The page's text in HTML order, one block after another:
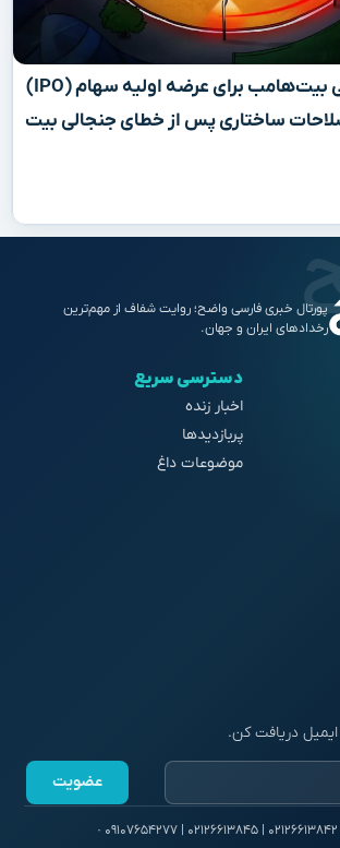
برنامه‌ریزی صرافی بیت‌هامب برای عرضه اولیه سهام (IPO)
۲۰۲۸؛ اصلاحات ساختاری پس از خطای جنجالی بیت
پورتال خبری فارسی واضح؛ روایت شفاف از مهم‌ترین
رخدادهای ایران و جهان.
دسترسی سریع
اخبار زنده
پربازدیدها
موضوعات داغ
دریافت کن.
عضویت